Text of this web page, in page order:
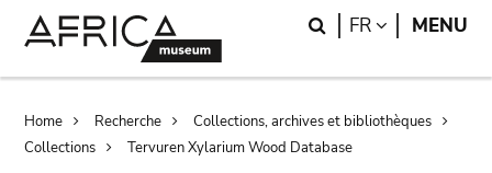
Search
FR LANGUAGE
MENU
Breadcrumb
Home Recherche
Collections, archives et bibliothèques
Collections
Tervuren Xylarium Wood Database